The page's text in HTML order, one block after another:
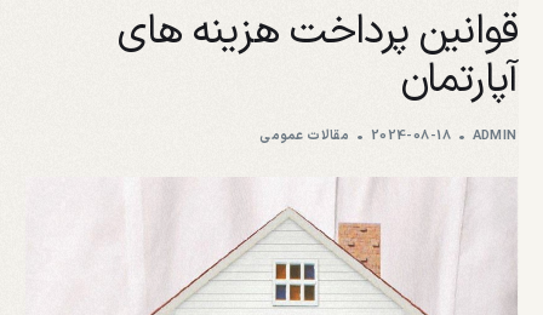
قوانین پرداخت هزینه های
آپارتمان
ADMIN
2024-08-18 مقالات عمومی